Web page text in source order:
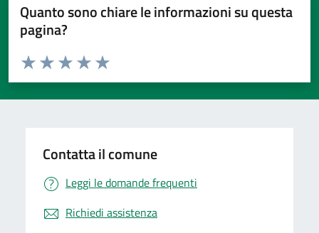
Quanto sono chiare le informazioni su questa
pagina?
Valuta da 1 a 5 stelle la pagina
Valuta 5 stelle su 5
Valuta 4 stelle su 5
Valuta 3 stelle su 5
Valuta 2 stelle su 5
Valuta 1 stelle su 5
Contatta il comune
Leggi le domande frequenti
Richiedi assistenza